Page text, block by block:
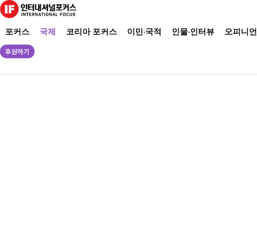
포커스 국제 코리아 포커스 이민·국적 인물·인터뷰 오피니언
후원하기